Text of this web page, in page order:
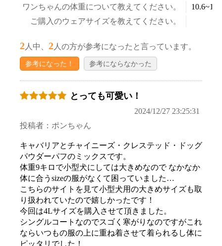
ワンちゃんの体重について教えてください。
ご購入のウェアサイズを教えてください。
2 人中、 2 人の方が参考になったと言っています。
参考になった！ 参考にならなかった
とっても可愛い！
2024/12/27 23:25:31
投稿者：ポンちゃん
キャバリアとチャイニーズ・クレステッド・ドッグ
パウダーパフのミックスです。
体重9キロで小型犬にしては大きめなので なかなか
体に合うsizeの服がなくて困っていました…
こちらのサイトを見て小型犬用の大きめサイズも取
り扱われていたので嬉しかったです！
今回は4Lサイズを購入させて頂きました。
シングルコートなのでスゴく寒がりなのですがこれ
ならいつもの服の上に重ね着させて着られるし体に
ピッタリでした！